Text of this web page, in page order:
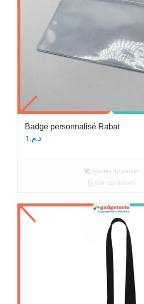
Badge personnalisé Rabat
د.م. 1
Ajouter au panier
Voir les détails